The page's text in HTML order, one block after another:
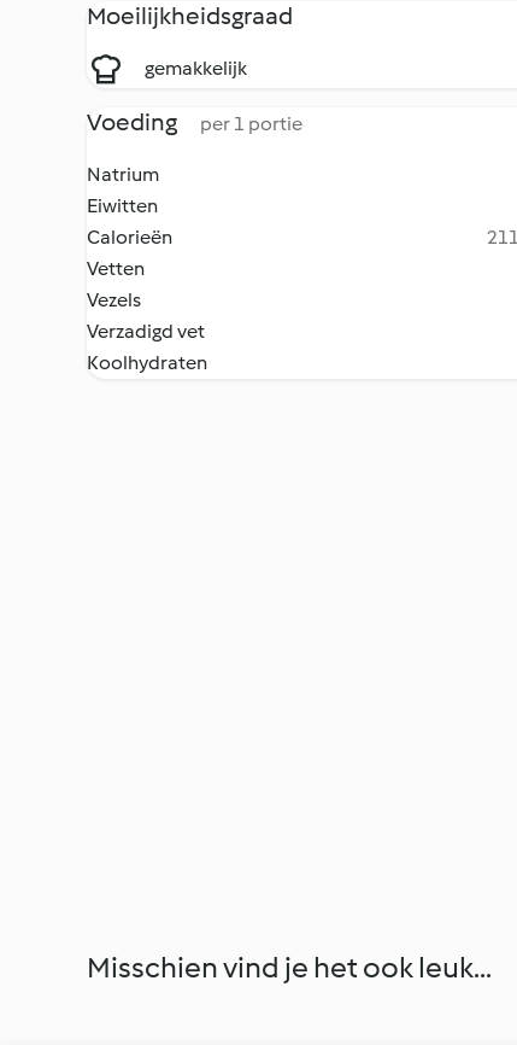
Moeilijkheidsgraad
gemakkelijk
Voeding per 1 portie
Natrium
Eiwitten
Calorieën
Vetten
Vezels
Verzadigd vet
Koolhydraten
Misschien vind je het ook leuk...